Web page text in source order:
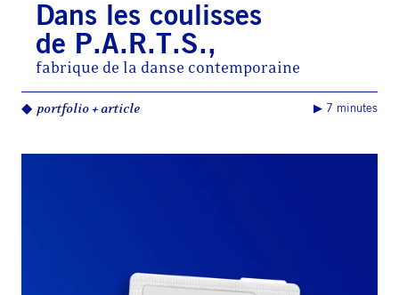
Dans les coulisses
de P.A.R.T.S.,
fabrique de la danse contemporaine
◆ portfolio + article ▶︎ 7 minutes